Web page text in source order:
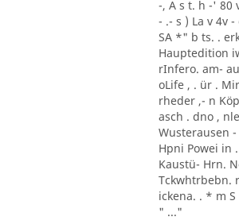
-, A s t. h -' 80
- .- s ) La v 4v
SA *" b ts. .
Hauptedition
rInfero. am-
oLife , . ür .
rheder ,- n
asch . dno ,
Wusterausen
Hpni Powei in
Kaustü- Hrn.
Tckwhtrbebn.
ickena. . * m S
" ..."